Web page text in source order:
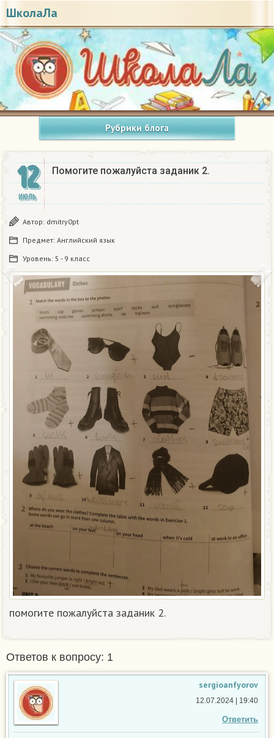
ШколаЛа
Рубрики блога
12
ИЮЛЬ
Помогите пожалуйста заданик 2.​
Автор: dmitry0pt
Предмет: Английский язык
Уровень: 5 - 9 класс
помогите пожалуйста заданик 2.​
Ответов к вопросу: 1
sergioanfyorov
Ответить
12.07.2024 | 19:40